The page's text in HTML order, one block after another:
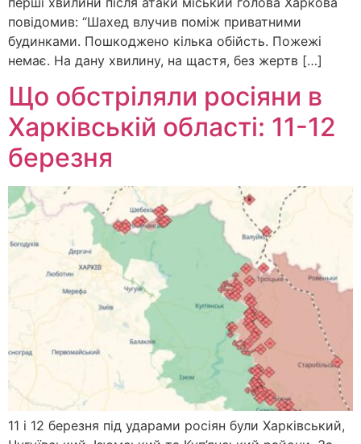
повідомив: “Шахед влучив поміж приватними
будинками. Пошкоджено кілька обійсть. Пожежі
немає. На дану хвилину, на щастя, без жертв […]
Що обстріляли росіяни в
Харківській області: 11-12
березня
11 і 12 березня під ударами росіян були Харківський,